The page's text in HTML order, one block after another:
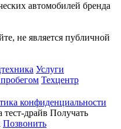
автомобилей бренда
не является публичной
Услуги
Техцентр
конфиденциальности
тест-драйв Получать
Позвонить